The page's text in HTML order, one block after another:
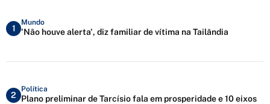
1
Mundo
'Não houve alerta', diz familiar de vítima na Tailândia
2
Política
Plano preliminar de Tarcísio fala em prosperidade e 10 eixos